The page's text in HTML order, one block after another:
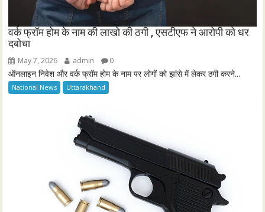
वर्क फ्रॉम होम के नाम की लाखो की ठगी , एसटीएफ ने आरोपी को धर
दबोचा
May 7, 2026 admin 0
ऑनलाइन निवेश और वर्क फ्रॉम होम के नाम पर लोगों को झांसे में लेकर ठगी करने...
National News Uttarakhand